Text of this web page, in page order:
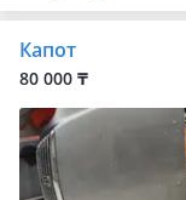
0
Капот
80 000 ₸